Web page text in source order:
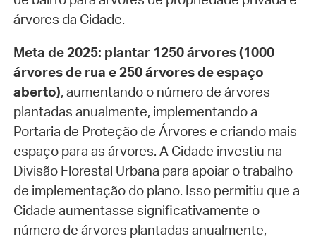
árvores da Cidade.
Meta de 2025: plantar 1250 árvores (1000
árvores de rua e 250 árvores de espaço
aberto), aumentando o número de árvores
plantadas anualmente, implementando a
Portaria de Proteção de Árvores e criando mais
espaço para as árvores. A Cidade investiu na
Divisão Florestal Urbana para apoiar o trabalho
de implementação do plano. Isso permitiu que a
Cidade aumentasse significativamente o
número de árvores plantadas anualmente,